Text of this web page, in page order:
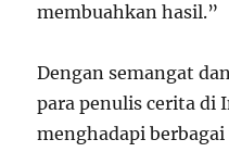
membuahkan hasil.”
Dengan semangat
para penulis cerita di
menghadapi